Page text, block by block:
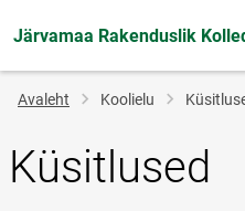
Järvamaa Rakenduslik
Jälglink
Avaleht Koolielu
Küsitlused